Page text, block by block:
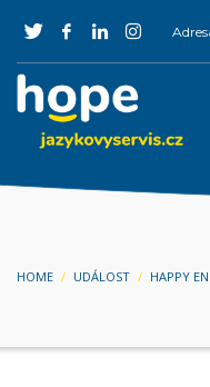
HOME UDÁLOST HAPPY